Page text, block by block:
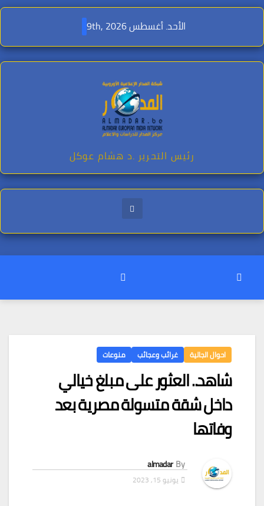
Skip
content
الأحد. أغسطس 9th, 2026
رئيس التحرير .د هشام عوكل
احوال الجالية غرائب وعجائب منوعات
شاهد.. العثور على مبلغ خيالي
داخل شقة متسولة مصرية بعد
وفاتها
By
almadar
يونيو 15, 2023